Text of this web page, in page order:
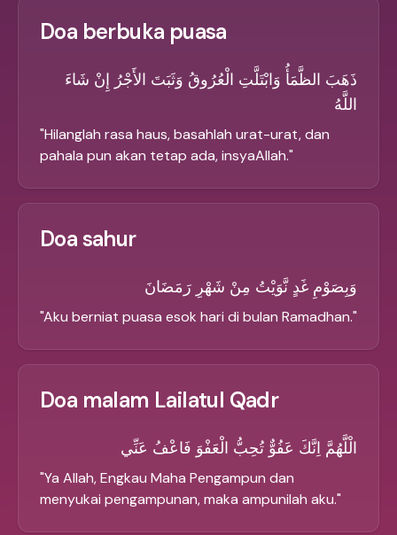
Doa berbuka puasa
ذَهَبَ الظَّمَأُ وَابْتَلَّتِ الْعُرُوقُ وَثَبَتَ الأَجْرُ إِنْ شَاءَ
اللَّهُ
"Hilanglah rasa haus, basahlah urat-urat, dan
pahala pun akan tetap ada, insyaAllah."
Doa sahur
وَبِصَوْمِ غَدٍ نَّوَيْتُ مِنْ شَهْرِ رَمَضَانَ
"Aku berniat puasa esok hari di bulan Ramadhan."
Doa malam Lailatul Qadr
الْلَّهُمَّ اِنَّكَ عَفُوٌّ تُحِبُّ الْعَفْوَ فَاعْفُ عَنِّي
"Ya Allah, Engkau Maha Pengampun dan
menyukai pengampunan, maka ampunilah aku."